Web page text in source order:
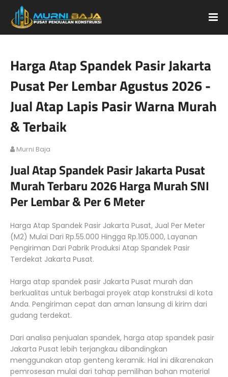
Harga Atap Spandek Pasir Jakarta
Pusat Per Lembar Agustus 2026 -
Jual Atap Lapis Pasir Warna Murah
& Terbaik
Murni Baja
Jual Atap Spandek Pasir Jakarta Pusat
Murah Terbaru 2026 Harga Murah SNI
Per Lembar & Per 6 Meter
Harga Atap Spandek Pasir Jakarta Pusat, Jual Per Meter
(M2) Mulai Dari Rp.55.000 Hingga Rp.105.000, Layanan
Pengiriman Dari Pabrik Produksi Atap Spandek Pasir
Terdekat Jakarta Pusat.
Harga atap spandek pasir Jakarta Pusat murah dan
berkualitas untuk berbagai proyek atap konstruksi di kota
Anda. Pengiriman cepat dan aman lansung di kirim dari
gudang terdekat.
Dari analisa penjualan spandek, harga atap spandek pasir
Jakarta Pusat lebih terjangkau dibandingkan
menggunakan atap genteng keramik. Hal ini dikarenakan
pemrosesan mulai dari tahap pemilihan bahan material